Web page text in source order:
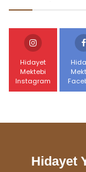
Hidayet
Mektebi
Instagram
Hidayet